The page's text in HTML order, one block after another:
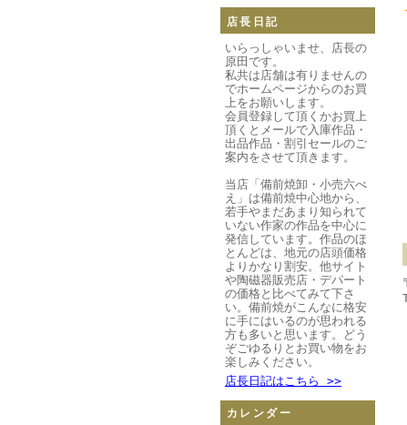
店長日記
いらっしゃいませ、店長の
原田です。
私共は店舗は有りませんの
でホームページからのお買
上をお願いします。
会員登録して頂くかお買上
頂くとメールで入庫作品・
出品作品・割引セールのご
案内をさせて頂きます。
当店「備前焼卸・小売六べ
え」は備前焼中心地から、
若手やまだあまり知られて
いない作家の作品を中心に
発信しています。作品のほ
とんどは、地元の店頭価格
よりかなり割安。他サイト
や陶磁器販売店・デパート
の価格と比べてみて下さ
い。備前焼がこんなに格安
に手にはいるのが思われる
方も多いと思います。どう
ぞごゆるりとお買い物をお
楽しみください。
店長日記はこちら >>
カレンダー